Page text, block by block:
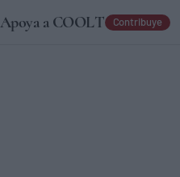
Apoya a COOLT Contribuye